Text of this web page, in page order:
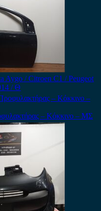
Aygo / Citroen C1 / Peugeot
/ Θ
– Κόκκινο – ΜΣ